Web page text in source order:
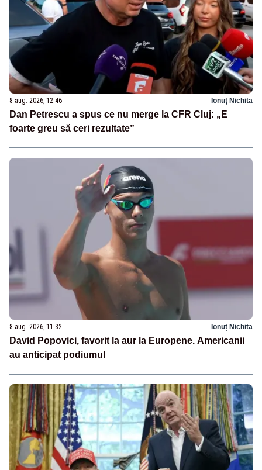
8 aug. 2026, 12:46 Ionuț Nichita
Dan Petrescu a spus ce nu merge la CFR Cluj: „E
foarte greu să ceri rezultate”
8 aug. 2026, 11:32 Ionuț Nichita
David Popovici, favorit la aur la Europene. Americanii
au anticipat podiumul